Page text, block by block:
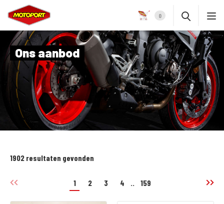
0
Ons aanbod
1902 resultaten gevonden
1 2 3 4 .. 159